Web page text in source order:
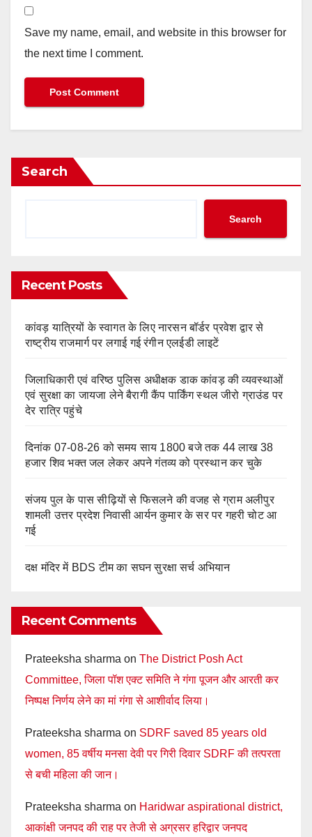
Save my name, email, and website in this browser for
the next time I comment.
Search
Search
Recent Posts
कांवड़ यात्रियों के स्वागत के लिए नारसन बॉर्डर प्रवेश द्वार से
राष्ट्रीय राजमार्ग पर लगाई गई रंगीन एलईडी लाइटें
जिलाधिकारी एवं वरिष्ठ पुलिस अधीक्षक डाक कांवड़ की व्यवस्थाओं
एवं सुरक्षा का जायजा लेने बैरागी कैंप पार्किंग स्थल जीरो ग्राउंड पर
देर रात्रि पहुंचे
दिनांक 07-08-26 को समय साय 1800 बजे तक 44 लाख 38
हजार शिव भक्त जल लेकर अपने गंतव्य को प्रस्थान कर चुके
संजय पुल के पास सीढ़ियों से फिसलने की वजह से ग्राम अलीपुर
शामली उत्तर प्रदेश निवासी आर्यन कुमार के सर पर गहरी चोट आ
गई
दक्ष मंदिर में BDS टीम का सघन सुरक्षा सर्च अभियान
Recent Comments
Prateeksha sharma on The District Posh Act
Committee, जिला पॉश एक्ट समिति ने गंगा पूजन और आरती कर
निष्पक्ष निर्णय लेने का मां गंगा से आशीर्वाद लिया।
Prateeksha sharma on SDRF saved 85 years old
women, 85 वर्षीय मनसा देवी पर गिरी दिवार SDRF की तत्परता
से बची महिला की जान।
Prateeksha sharma on Haridwar aspirational district,
आकांक्षी जनपद की राह पर तेजी से अग्रसर हरिद्वार जनपद